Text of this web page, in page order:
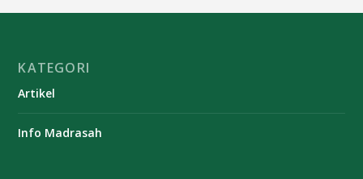
KATEGORI
Artikel
Info Madrasah